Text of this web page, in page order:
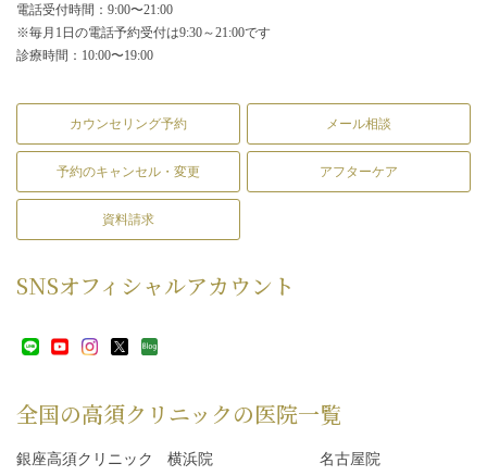
電話受付時間：9:00〜21:00
※毎月1日の電話予約受付は9:30～21:00です
診療時間：10:00〜19:00
カウンセリング予約 メール相談
予約のキャンセル・変更 アフターケア
資料請求
SNSオフィシャルアカウント
全国の高須クリニックの医院一覧
銀座高須クリニック 横浜院 名古屋院